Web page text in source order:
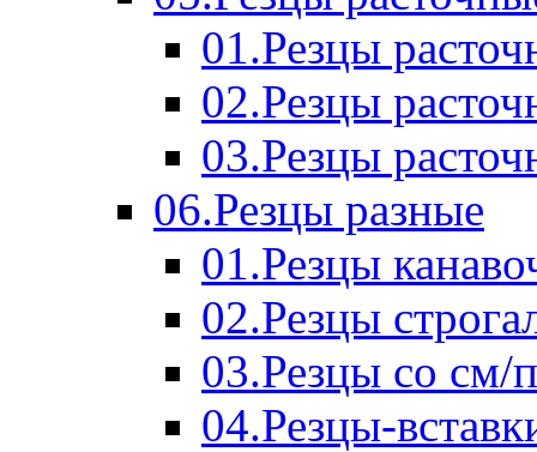
01.Резцы
02.Резцы
03.Резцы
06.Резцы разные
01.Резцы
02.Резцы
03.Резцы со см/
04.Резцы-